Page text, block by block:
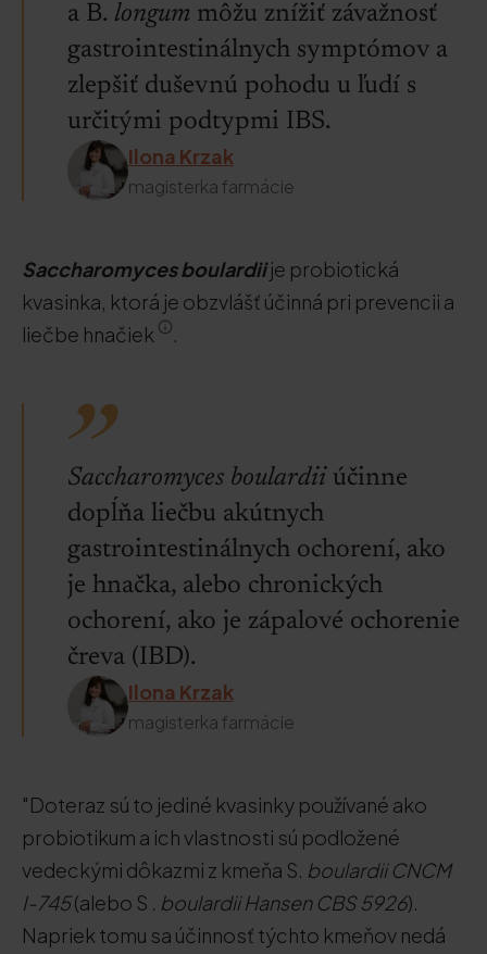
a B. longum môžu znížiť závažnosť
gastrointestinálnych symptómov a
zlepšiť duševnú pohodu u ľudí s
určitými podtypmi IBS.
Ilona Krzak
magisterka farmácie
Saccharomyces boulardiije probiotická
kvasinka, ktorá je obzvlášť účinná pri prevencii a
liečbe hnačiek
.
Saccharomyces boulardii účinne
dopĺňa liečbu akútnych
gastrointestinálnych ochorení, ako
je hnačka, alebo chronických
ochorení, ako je zápalové ochorenie
čreva (IBD).
Ilona Krzak
magisterka farmácie
"Doteraz sú to jediné kvasinky používané ako
probiotikum a ich vlastnosti sú podložené
vedeckými dôkazmi z kmeňa S. boulardii CNCM
I-745(alebo S . boulardii Hansen CBS 5926).
Napriek tomu sa účinnosť týchto kmeňov nedá